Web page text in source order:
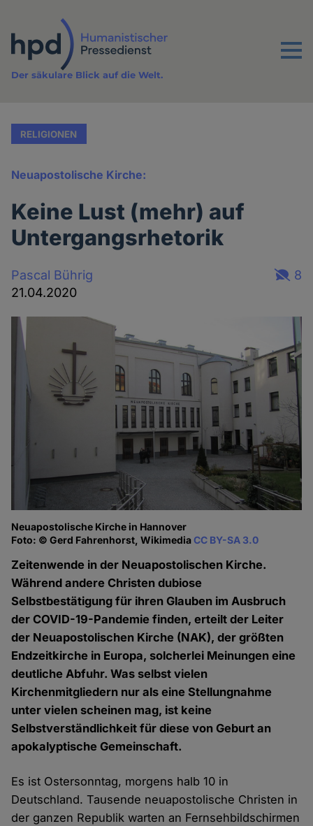
Inhalt
Menu
Der säkulare Blick auf die Welt.
RELIGIONEN
Neuapostolische Kirche:
Keine Lust (mehr) auf
Untergangsrhetorik
Pascal Bührig
21.04.2020
8
Neuapostolische Kirche in Hannover
Foto: © Gerd Fahrenhorst, WikimediaCC BY-SA 3.0
Zeitenwende in der Neuapostolischen Kirche.
Während andere Christen dubiose
Selbstbestätigung für ihren Glauben im Ausbruch
der COVID-19-Pandemie finden, erteilt der Leiter
der Neuapostolischen Kirche (NAK), der größten
Endzeitkirche in Europa, solcherlei Meinungen eine
deutliche Abfuhr. Was selbst vielen
Kirchenmitgliedern nur als eine Stellungnahme
unter vielen scheinen mag, ist keine
Selbstverständlichkeit für diese von Geburt an
apokalyptische Gemeinschaft.
Es ist Ostersonntag, morgens halb 10 in
Deutschland. Tausende neuapostolische Christen in
der ganzen Republik warten an Fernsehbildschirmen